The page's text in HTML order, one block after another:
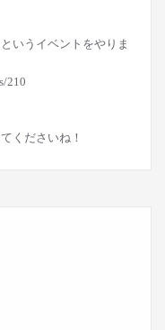
いうイベントをやりま
210
くださいね！